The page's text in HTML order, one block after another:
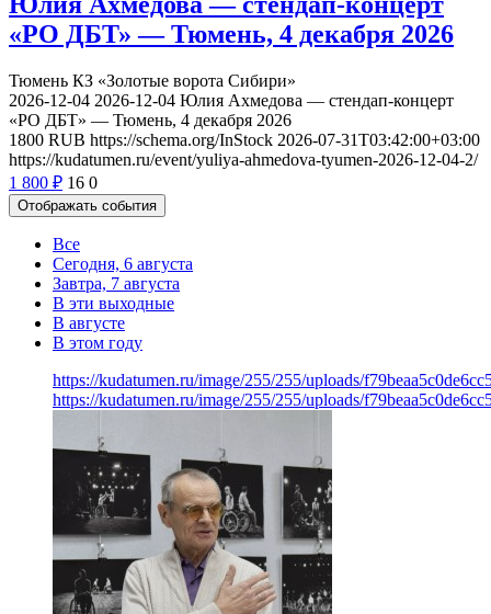
«РО ДБТ» — Тюмень, 4 декабря 2026
Тюмень КЗ «Золотые ворота Сибири»
2026-12-04 2026-12-04 Юлия Ахмедова — стендап-концерт
«РО ДБТ» — Тюмень, 4 декабря 2026
1800 RUB https://schema.org/InStock 2026-07-31T03:42:00+03:00
https://kudatumen.ru/event/yuliya-ahmedova-tyumen-2026-12-04-2/
1 800 ₽ 16 0
Отображать события
Все
Сегодня, 6 августа
Завтра, 7 августа
В эти выходные
В августе
В этом году
https://kudatumen.ru/image/255/255/uploads/
https://kudatumen.ru/image/255/255/uploads/